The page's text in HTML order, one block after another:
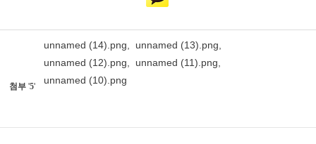
첨부 '5'
unnamed (14).png, unnamed (13).png,
unnamed (12).png, unnamed (11).png,
unnamed (10).png